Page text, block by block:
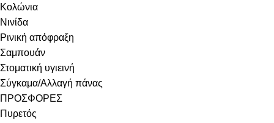
Κολώνια
Νινίδα
Ρινική απόφραξη
Σαμπουάν
Στοματική υγιεινή
Σύγκαμα/Αλλαγή πάνας
ΠΡΟΣΦΟΡΕΣ
Πυρετός